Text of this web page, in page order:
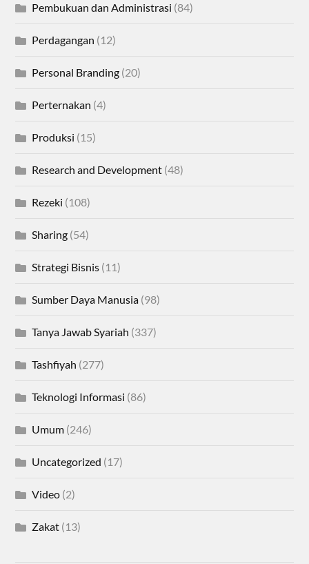
Pembukuan dan Administrasi (84)
Perdagangan (12)
Personal Branding (20)
Perternakan (4)
Produksi (15)
Research and Development (48)
Rezeki (108)
Sharing (54)
Strategi Bisnis (11)
Sumber Daya Manusia (98)
Tanya Jawab Syariah (337)
Tashfiyah (277)
Teknologi Informasi (86)
Umum (246)
Uncategorized (17)
Video (2)
Zakat (13)